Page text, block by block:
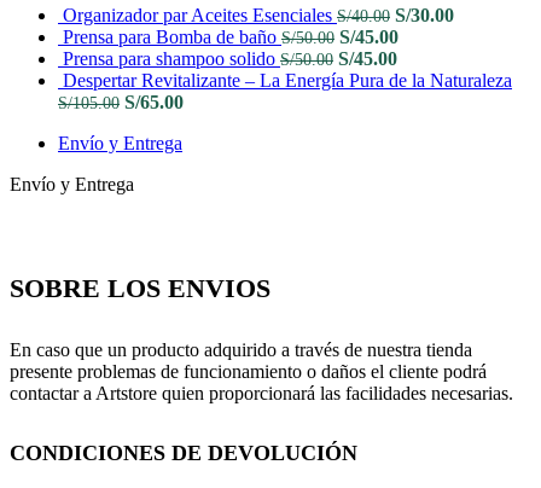
Organizador par Aceites Esenciales S/40.00 El
precio
original
era:
S/30.00El
es:
Prensa para Bomba de baño S/50.00 El
precio
original
S/45.00El
actual
Prensa para shampoo solido S/50.00 El
precio
S/45.00El
precio
Despertar Revitalizante – La Energía Pura de la Naturaleza
S/105.00 El
original
S/105.00.
S/65.00El
Envío y Entrega
Envío y Entrega
SOBRE LOS ENVIOS
En caso que un producto adquirido a través de nuestra tienda
presente problemas de funcionamiento o daños el cliente podrá
contactar a Artstore quien proporcionará las facilidades necesarias.
CONDICIONES DE DEVOLUCIÓN